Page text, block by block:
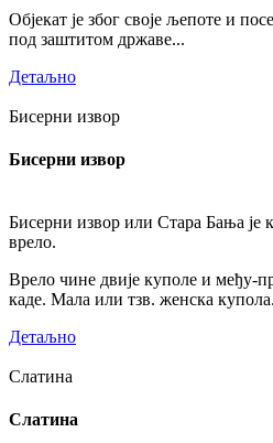
Објекат је због своје љепоте и
под заштитом државе...
Детаљно
Бисерни извор
Бисерни извор
Бисерни извор или Стара Бања је
врело.
Врело чине двије куполе и међу-
каде. Мала или тзв. женска
Детаљно
Слатина
Слатина